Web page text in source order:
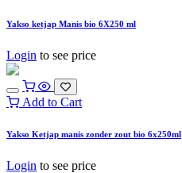
Yakso ketjap Manis bio 6X250 ml
Login to see price
Add to Cart
Yakso Ketjap manis zonder zout bio 6x250ml
Login to see price